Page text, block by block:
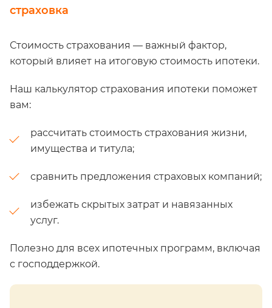
страховка
Стоимость страхования — важный фактор,
который влияет на итоговую стоимость ипотеки.
Наш калькулятор страхования ипотеки поможет
вам:
рассчитать стоимость страхования жизни,
имущества и титула;
сравнить предложения страховых компаний;
избежать скрытых затрат и навязанных
услуг.
Полезно для всех ипотечных программ, включая
с господдержкой.